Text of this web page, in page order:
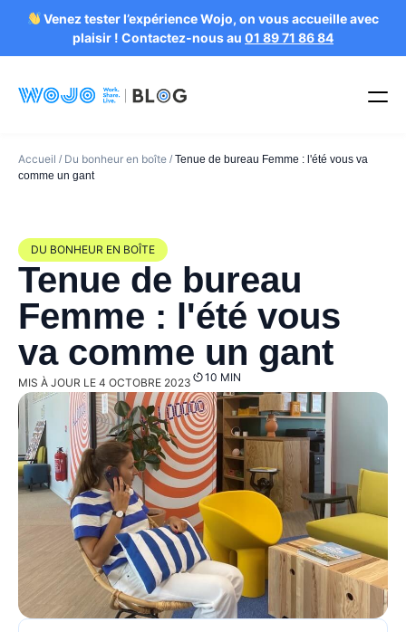
Venez tester l’expérience Wojo, on vous accueille avec
plaisir ! Contactez-nous au 01 89 71 86 84
Accueil / Du bonheur en boîte /Tenue de bureau Femme : l'été vous va
comme un gant
DU BONHEUR EN BOÎTE
Tenue de bureau
Femme : l'été vous
va comme un gant
MIS À JOUR LE 4 OCTOBRE 2023 10 MIN